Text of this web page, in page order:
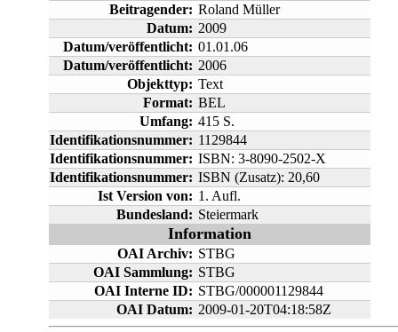
Beitragender: Roland Müller
Datum: 2009
Datum/veröffentlicht: 01.01.06
Datum/veröffentlicht: 2006
Objekttyp: Text
Format: BEL
Umfang: 415 S.
Identifikationsnummer: 1129844
Identifikationsnummer: ISBN: 3-8090-2502-X
Identifikationsnummer: ISBN (Zusatz): 20,60
Ist Version von: 1. Aufl.
Bundesland: Steiermark
Information
OAI Archiv: STBG
OAI Sammlung: STBG
OAI Interne ID: STBG/000001129844
OAI Datum: 2009-01-20T04:18:58Z